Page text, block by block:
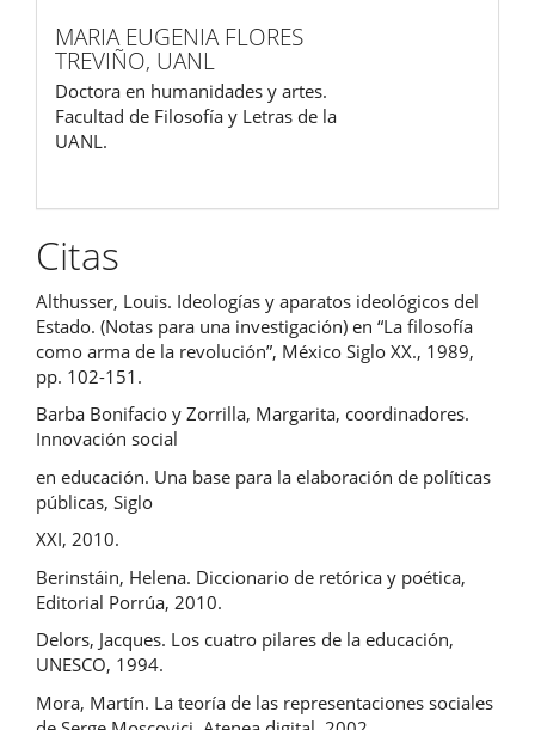
MARIA EUGENIA FLORES
TREVIÑO, UANL
Doctora en humanidades y artes.
Facultad de Filosofía y Letras de la
UANL.
Citas
Althusser, Louis. Ideologías y aparatos ideológicos del
Estado. (Notas para una investigación) en “La filosofía
como arma de la revolución”, México Siglo XX., 1989,
pp. 102-151.
Barba Bonifacio y Zorrilla, Margarita, coordinadores.
Innovación social
en educación. Una base para la elaboración de políticas
públicas, Siglo
XXI, 2010.
Berinstáin, Helena. Diccionario de retórica y poética,
Editorial Porrúa, 2010.
Delors, Jacques. Los cuatro pilares de la educación,
UNESCO, 1994.
Mora, Martín. La teoría de las representaciones sociales